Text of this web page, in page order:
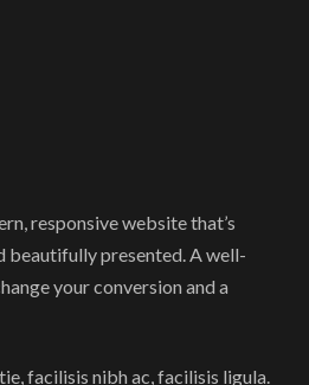
responsive website that’s
beautifully presented. A well-
your conversion and a
facilisis nibh ac, facilisis ligula.